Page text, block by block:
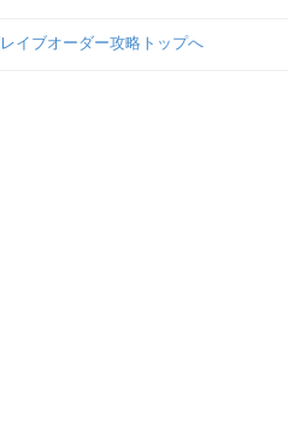
イブオーダー攻略トップへ